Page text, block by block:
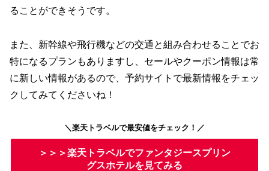
ることができそうです。
また、新幹線や飛行機などの交通と組み合わせることでお
特になるプランもありますし、セールやクーポン情報は常
に新しい情報があるので、予約サイトで最新情報をチェッ
クしてみてくださいね！
＼楽天トラベルで最安値をチェック！／
＞＞＞楽天トラベルでファンタジースプリン
グスホテルを見てみる